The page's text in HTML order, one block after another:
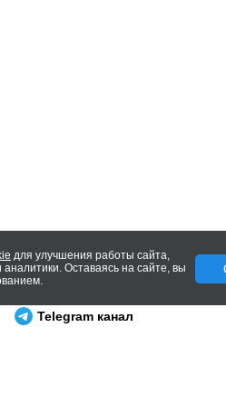
для улучшения работы сайта,
Оставаясь на сайте, вы
Telegram канал